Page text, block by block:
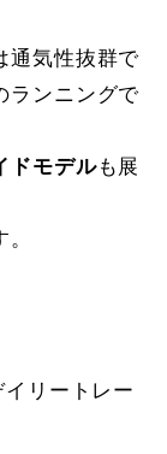
通気性抜群で
ランニングで
ドモデルも展
リートレー